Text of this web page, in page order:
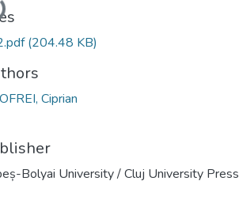
(204.48 KB)
Ciprian
Bolyai University / Cluj University Press